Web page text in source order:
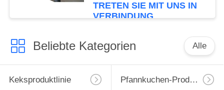
TRETEN SIE MIT UNS IN
VERBINDUNG
Beliebte Kategorien Alle
Keksproduktlinie Pfannkuchen-Produktionslinie